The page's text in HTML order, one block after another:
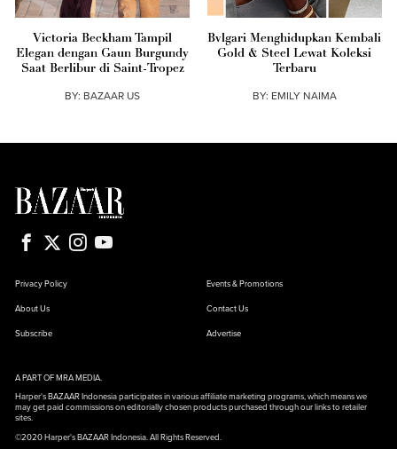
Victoria Beckham Tampil
Elegan dengan Gaun Burgundy
Saat Berlibur di Saint-Tropez
BY: BAZAAR US
Bvlgari Menghidupkan Kembali
Gold & Steel Lewat Koleksi
Terbaru
BY: EMILY NAIMA
Privacy Policy Events & Promotions
About Us Contact Us
Subscribe Advertise
A PART OF MRA MEDIA.
Harper's BAZAAR Indonesia participates in various affiliate marketing programs, which means we
may get paid commissions on editorially chosen products purchased through our links to retailer
sites.
©2020 Harper's BAZAAR Indonesia. All Rights Reserved.